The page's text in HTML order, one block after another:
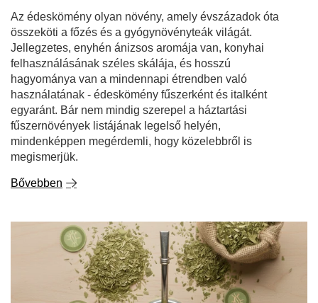
Az édeskömény olyan növény, amely évszázadok óta
összeköti a főzés és a gyógynövényteák világát.
Jellegzetes, enyhén ánizsos aromája van, konyhai
felhasználásának széles skálája, és hosszú
hagyománya van a mindennapi étrendben való
használatának - édeskömény fűszerként és italként
egyaránt. Bár nem mindig szerepel a háztartási
fűszernövények listájának legelső helyén,
mindenképpen megérdemli, hogy közelebbről is
megismerjük.
Bővebben